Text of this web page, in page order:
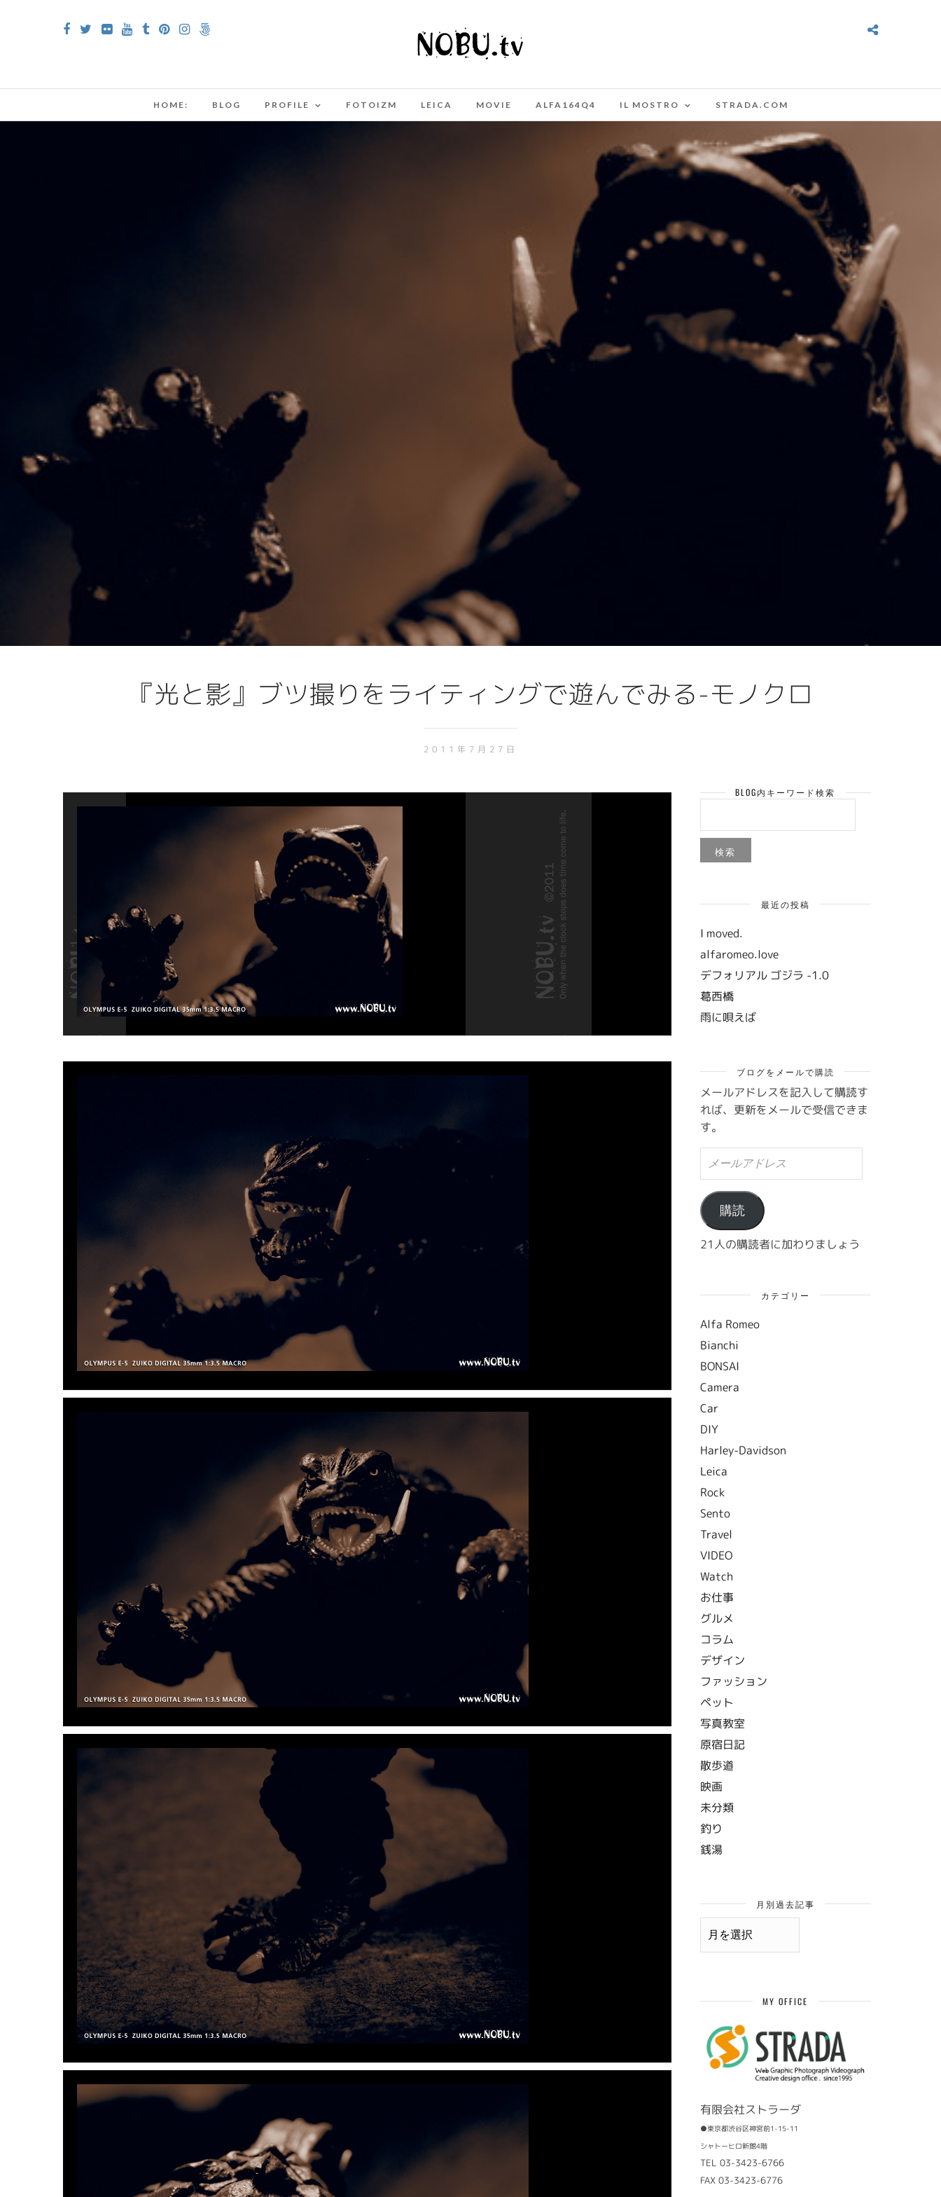
HOME: BLOG PROFILE FOTOIZM LEICA MOVIE ALFA164Q4 IL MOSTRO STRADA.COM
『光と影』ブツ撮りをライティングで遊んでみる-モノクロ
2011年7月27日
BLOG内キーワード検索
最近の投稿
I moved.
alfaromeo.love
デフォリアル ゴジラ -1.0
葛西橋
雨に唄えば
ブログをメールで購読
メールアドレスを記入して購読す
れば、更新をメールで受信できま
す。
ル
ア
ド
レ
ス
購読
21人の購読者に加わりましょう
カテゴリー
Alfa Romeo
Bianchi
BONSAI
Camera
Car
DIY
Harley-Davidson
Leica
Rock
Sento
Travel
VIDEO
Watch
お仕事
グルメ
コラム
デザイン
ファッション
ペット
写真教室
原宿日記
散歩道
映画
未分類
釣り
銭湯
月別過去記事
月
MY OFFICE
有限会社ストラーダ
●東京都渋谷区神宮前1-15-11
シャトーヒロ新館4階
TEL 03-3423-6766
FAX 03-3423-6776